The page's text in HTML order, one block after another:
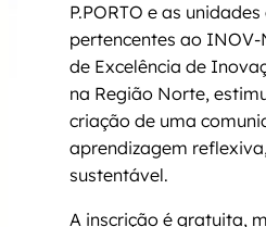
P.PORTO e as
pertencentes ao INOV-
de Excelência de
na Região Norte,
criação de uma
aprendizagem
sustentável.
A inscrição é gratuita,